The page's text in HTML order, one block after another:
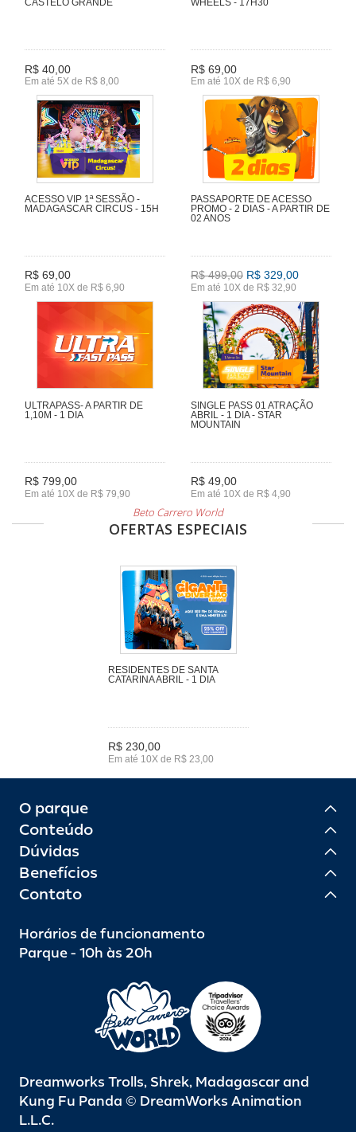
CASTELO GRANDE
R$ 40,00
Em até 5X de R$ 8,00
WHEELS - 17H30
R$ 69,00
Em até 10X de R$ 6,90
ACESSO VIP 1ª SESSÃO -
MADAGASCAR CIRCUS - 15H
R$ 69,00
Em até 10X de R$ 6,90
PASSAPORTE DE ACESSO
PROMO - 2 DIAS - A PARTIR DE
02 ANOS
R$ 499,00 R$ 329,00
Em até 10X de R$ 32,90
ULTRAPASS- A PARTIR DE
1,10M - 1 DIA
R$ 799,00
Em até 10X de R$ 79,90
SINGLE PASS 01 ATRAÇÃO
ABRIL - 1 DIA - STAR
MOUNTAIN
R$ 49,00
Em até 10X de R$ 4,90
Beto Carrero World
OFERTAS ESPECIAIS
RESIDENTES DE SANTA
CATARINA ABRIL - 1 DIA
R$ 230,00
Em até 10X de R$ 23,00
O parque
Conteúdo
Dúvidas
Benefícios
Contato
Horários de funcionamento
Parque - 10h às 20h
Dreamworks Trolls, Shrek, Madagascar and
Kung Fu Panda © DreamWorks Animation
L.L.C.